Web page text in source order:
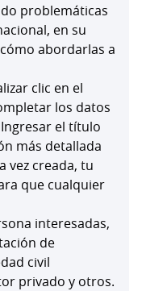
problemáticas
en su
abordarlas a
clic en el
los datos
el título
más detallada
vez creada, tu
que cualquier
interesadas,
de
civil
privado y otros.